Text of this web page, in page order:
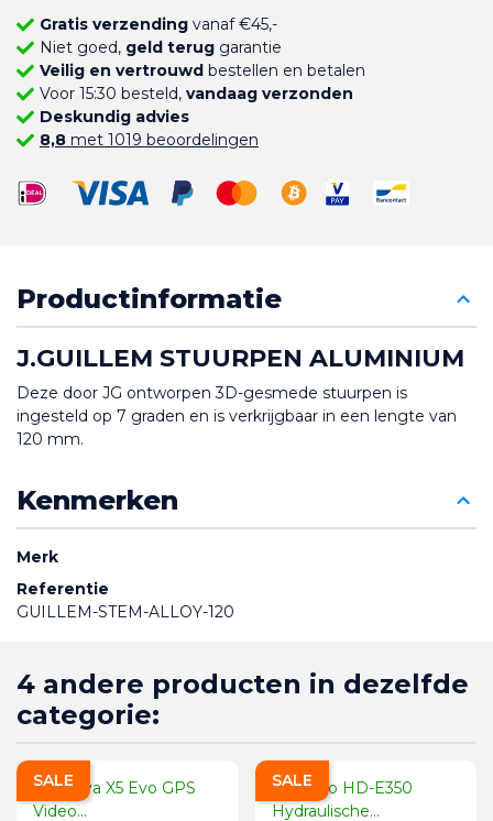
Gratis verzendingvanaf €45,-
Niet goed, geld teruggarantie
Veilig en vertrouwdbestellen en betalen
Voor 15:30 besteld, vandaag verzonden
Deskundig advies
8,8met 1019 beoordelingen
Productinformatie
J.GUILLEM STUURPEN ALUMINIUM
Deze door JG ontworpen 3D-gesmede stuurpen is
ingesteld op 7 graden en is verkrijgbaar in een lengte van
120 mm.
Kenmerken
Merk
Referentie
GUILLEM-STEM-ALLOY-120
4 andere producten in dezelfde
categorie:
SALE SALE